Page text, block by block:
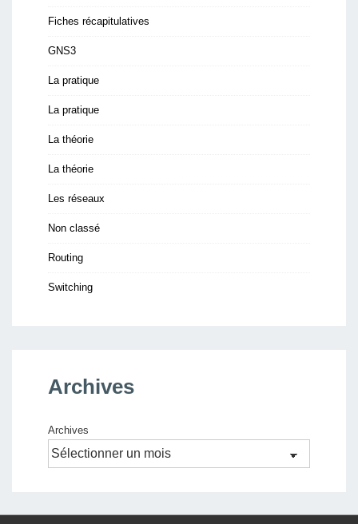
Fiches récapitulatives
GNS3
La pratique
La pratique
La théorie
La théorie
Les réseaux
Non classé
Routing
Switching
Archives
Archives